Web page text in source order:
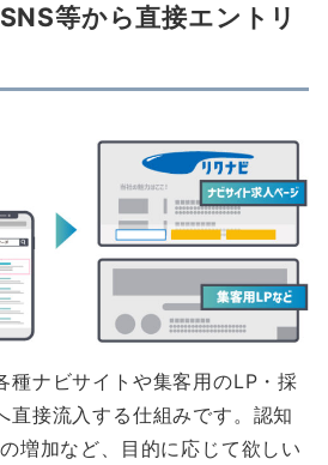
等から直接エントリ
種ナビサイトや集客用のLP・採
直接流入する仕組みです。認知
増加など、目的に応じて欲しい